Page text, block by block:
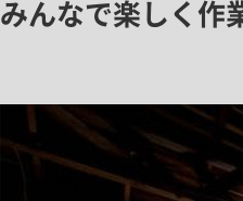
みんなで楽しく作